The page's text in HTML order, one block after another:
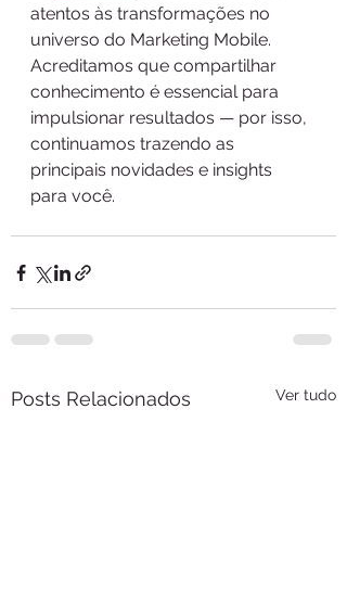
atentos às transformações no
universo do Marketing Mobile.
Acreditamos que compartilhar
conhecimento é essencial para
impulsionar resultados — por isso,
continuamos trazendo as
principais novidades e insights
para você.
Posts Relacionados Ver tudo